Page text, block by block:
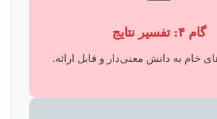
گام ۴: تفسیر نتایج
خام به دانش معنی‌دار و قابل ارائه.